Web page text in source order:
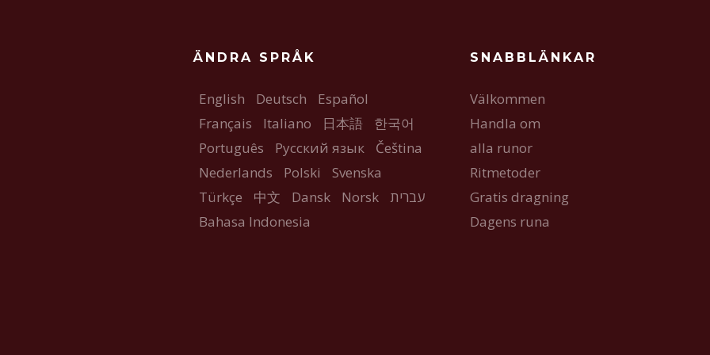
ÄNDRA SPRÅK
English Deutsch
Español
Français
Italiano 日本語
한국어
Português
Русский язык
Čeština
Nederlands
Polski
Svenska
Türkçe
中文 Dansk Norsk
עברית
Bahasa Indonesia
SNABBLÄNKAR
Välkommen
Handla om
alla runor
Ritmetoder
Gratis dragning
Dagens runa